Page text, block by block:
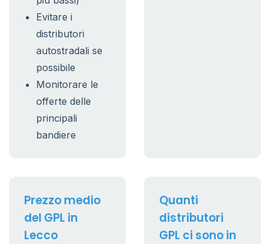
Evitare i
distributori
autostradali se
possibile
Monitorare le
offerte delle
principali
bandiere
Prezzo medio
del GPL in
Lecco
Quanti
distributori
GPL ci sono in